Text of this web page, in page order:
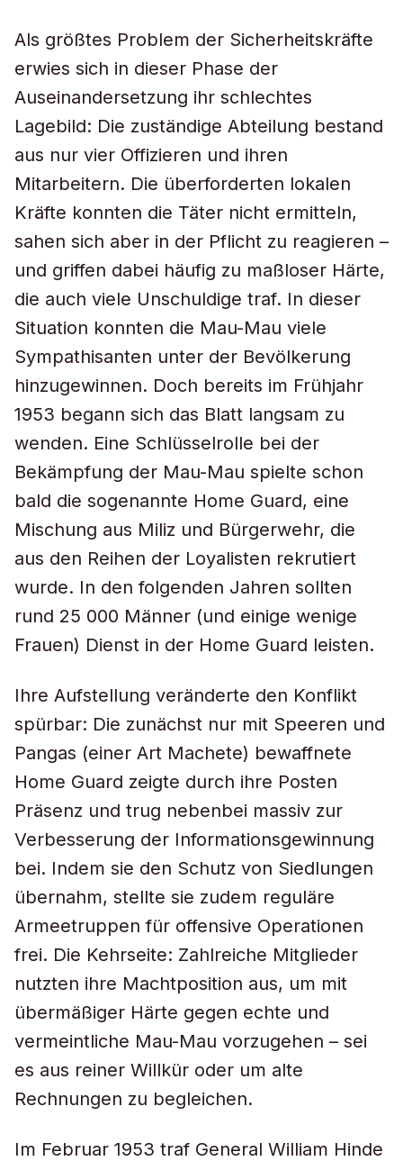
Als größtes Problem der Sicherheitskräfte
erwies sich in dieser Phase der
Auseinandersetzung ihr schlechtes
Lagebild: Die zuständige Abteilung bestand
aus nur vier Offizieren und ihren
Mitarbeitern. Die überforderten lokalen
Kräfte konnten die Täter nicht ermitteln,
sahen sich aber in der Pflicht zu reagieren –
und griffen dabei häufig zu maßloser Härte,
die auch viele Unschuldige traf. In dieser
Situation konnten die Mau-Mau viele
Sympathisanten unter der Bevölkerung
hinzugewinnen. Doch bereits im Frühjahr
1953 begann sich das Blatt langsam zu
wenden. Eine Schlüsselrolle bei der
Bekämpfung der Mau-Mau spielte schon
bald die sogenannte Home Guard, eine
Mischung aus Miliz und Bürgerwehr, die
aus den Reihen der Loyalisten rekrutiert
wurde. In den folgenden Jahren sollten
rund 25 000 Männer (und einige wenige
Frauen) Dienst in der Home Guard leisten.
Ihre Aufstellung veränderte den Konflikt
spürbar: Die zunächst nur mit Speeren und
Pangas (einer Art Machete) bewaffnete
Home Guard zeigte durch ihre Posten
Präsenz und trug nebenbei massiv zur
Verbesserung der Informationsgewinnung
bei. Indem sie den Schutz von Siedlungen
übernahm, stellte sie zudem reguläre
Armeetruppen für offensive Operationen
frei. Die Kehrseite: Zahlreiche Mitglieder
nutzten ihre Machtposition aus, um mit
übermäßiger Härte gegen echte und
vermeintliche Mau-Mau vorzugehen – sei
es aus reiner Willkür oder um alte
Rechnungen zu begleichen.
Im Februar 1953 traf General William Hinde